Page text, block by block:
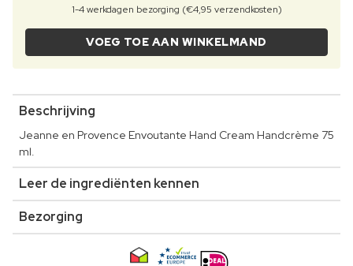
1-4 werkdagen bezorging (€4,95 verzendkosten)
VOEG TOE AAN WINKELMAND
Beschrijving
Jeanne en Provence Envoutante Hand Cream Handcrème 75
ml.
Leer de ingrediënten kennen
Bezorging